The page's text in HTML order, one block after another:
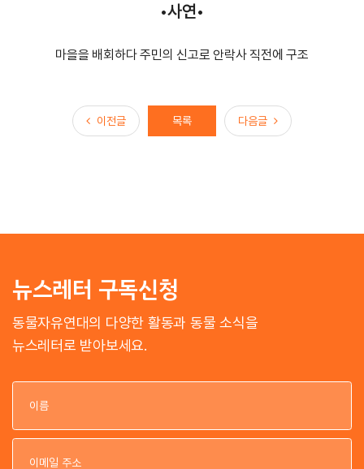
•사연•
마을을 배회하다 주민의 신고로 안락사 직전에 구조
이전글이전글 목록 다음글 다음글
뉴스레터 구독신청
동물자유연대의 다양한 활동과 동물 소식을
뉴스레터로 받아보세요.
이